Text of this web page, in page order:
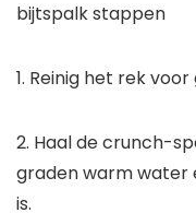
bijtspalk stappen
1. Reinig het rek voor
2. Haal de crunch-
graden warm water
is.